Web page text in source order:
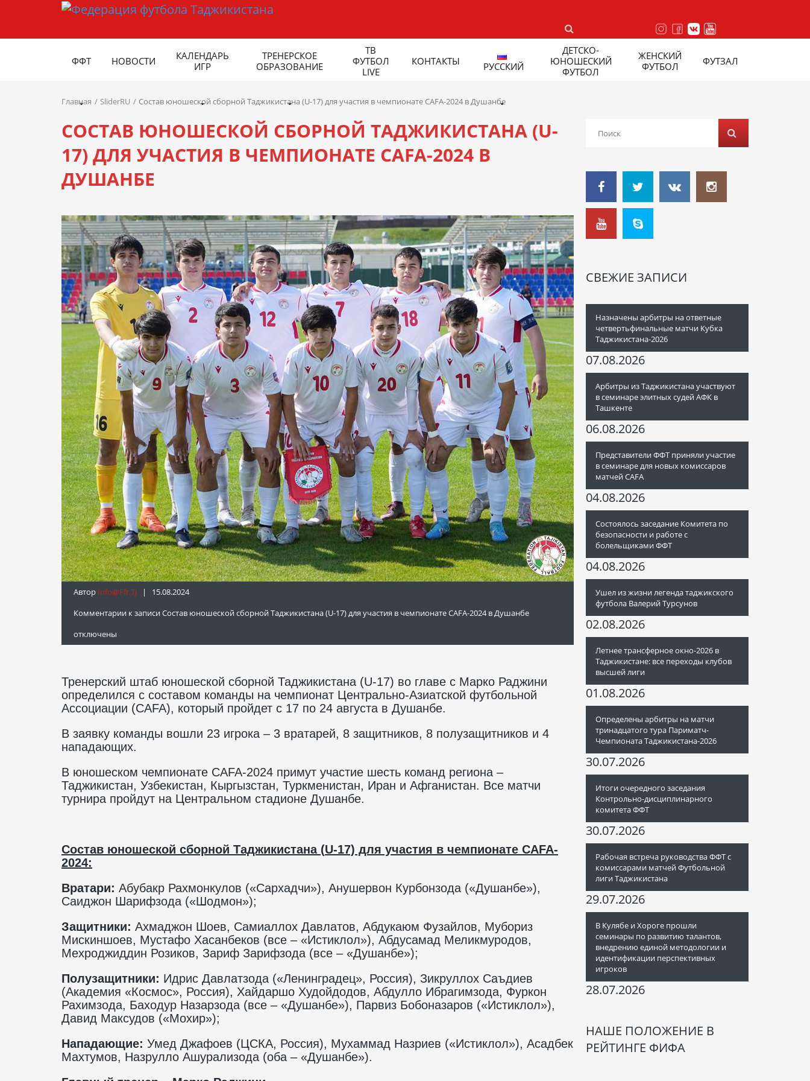
ФФТ НОВОСТИ
КАЛЕНДАРЬ
ИГР
ТРЕНЕРСКОЕ
ОБРАЗОВАНИЕ
ТВ
ФУТБОЛ
LIVE
КОНТАКТЫ РУССКИЙ
ДЕТСКО-
ЮНОШЕСКИЙ
ФУТБОЛ
ЖЕНСКИЙ
ФУТБОЛ
ФУТЗАЛ
Главная SliderRU Состав юношеской сборной Таджикистана (U-17) для участия в чемпионате CAFA-2024 в Душанбе
СОСТАВ ЮНОШЕСКОЙ СБОРНОЙ ТАДЖИКИСТАНА (U-
17) ДЛЯ УЧАСТИЯ В ЧЕМПИОНАТЕ CAFA-2024 В
ДУШАНБЕ
Автор Info@fft.tj | 15.08.2024
Комментарии к записи Состав юношеской сборной Таджикистана (U-17) для участия в чемпионате CAFA-2024 в Душанбе
отключены
Тренерский штаб юношеской сборной Таджикистана (U-17) во главе с Марко Раджини
определился с составом команды на чемпионат Центрально-Азиатской футбольной
Ассоциации (CAFA), который пройдет с 17 по 24 августа в Душанбе.
В заявку команды вошли 23 игрока – 3 вратарей, 8 защитников, 8 полузащитников и 4
нападающих.
В юношеском чемпионате CAFA-2024 примут участие шесть команд региона –
Таджикистан, Узбекистан, Кыргызстан, Туркменистан, Иран и Афганистан. Все матчи
турнира пройдут на Центральном стадионе Душанбе.
Состав юношеской сборной Таджикистана (U-17) для участия в чемпионате CAFA-
2024:
Вратари: Абубакр Рахмонкулов («Сархадчи»), Анушервон Курбонзода («Душанбе»),
Саиджон Шарифзода («Шодмон»);
Защитники: Ахмаджон Шоев, Самиаллох Давлатов, Абдукаюм Фузайлов, Мубориз
Мискиншоев, Мустафо Хасанбеков (все – «Истиклол»), Абдусамад Меликмуродов,
Мехроджиддин Розиков, Зариф Зарифзода (все – «Душанбе»);
Полузащитники: Идрис Давлатзода («Ленинградец», Россия), Зикруллох Саъдиев
(Академия «Космос», Россия), Хайдаршо Худойдодов, Абдулло Ибрагимзода, Фуркон
Рахимзода, Баходур Назарзода (все – «Душанбе»), Парвиз Бобоназаров («Истиклол»),
Давид Максудов («Мохир»);
Нападающие: Умед Джафоев (ЦСКА, Россия), Мухаммад Назриев («Истиклол»), Асадбек
Махтумов, Назрулло Ашурализода (оба – «Душанбе»).
СВЕЖИЕ ЗАПИСИ
Назначены арбитры на ответные
четвертьфинальные матчи Кубка
Таджикистана-2026
07.08.2026
Арбитры из Таджикистана участвуют
в семинаре элитных судей АФК в
Ташкенте
06.08.2026
Представители ФФТ приняли участие
в семинаре для новых комиссаров
матчей CAFA
04.08.2026
Состоялось заседание Комитета по
безопасности и работе с
болельщиками ФФТ
04.08.2026
Ушел из жизни легенда таджикского
футбола Валерий Турсунов
02.08.2026
Летнее трансферное окно-2026 в
Таджикистане: все переходы клубов
высшей лиги
01.08.2026
Определены арбитры на матчи
тринадцатого тура Париматч-
Чемпионата Таджикистана-2026
30.07.2026
Итоги очередного заседания
Контрольно-дисциплинарного
комитета ФФТ
30.07.2026
Рабочая встреча руководства ФФТ с
комиссарами матчей Футбольной
лиги Таджикистана
29.07.2026
В Кулябе и Хороге прошли
семинары по развитию талантов,
внедрению единой методологии и
идентификации перспективных
игроков
28.07.2026
НАШЕ ПОЛОЖЕНИЕ В
РЕЙТИНГЕ ФИФА